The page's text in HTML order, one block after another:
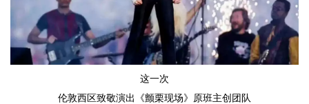
这一次
伦敦西区致敬演出《颤栗现场》原班主创团队